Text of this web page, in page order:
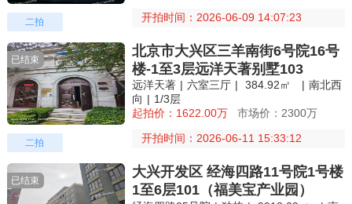
二拍
开拍时间：2026-06-09 14:07:23
二拍
北京市大兴区三羊南街6号院16号
楼-1至3层远洋天著别墅103
远洋天著 | 六室三厅 | 384.92㎡ | 南北西
向 | 1/3层
起拍价：1622.00万
市场价：2300万
开拍时间：2026-06-11 15:33:12
已结束
大兴开发区 经海四路11号院1号楼
1至6层101（福美宝产业园）
已结束